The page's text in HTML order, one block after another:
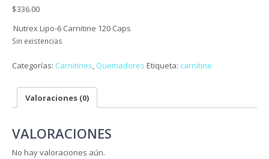
$336.00
Nutrex Lipo-6 Carnitine 120 Caps
Sin existencias
Categorías: Carnitines, Quemadores Etiqueta: carnitine
Valoraciones (0)
VALORACIONES
No hay valoraciones aún.